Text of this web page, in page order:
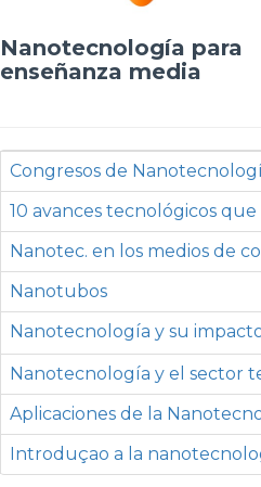
Nanotecnología para
enseñanza media
Congresos de
10 avances tecnológicos
Nanotec. en los medios de
Nanotubos
Nanotecnología y su
Nanotecnología y el sector
Aplicaciones de la
Introduçao a la